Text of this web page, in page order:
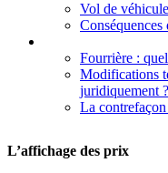
Vol de
Conséquences
Fourrière :
Modifications
juridiquement ?
La
L’affichage des prix